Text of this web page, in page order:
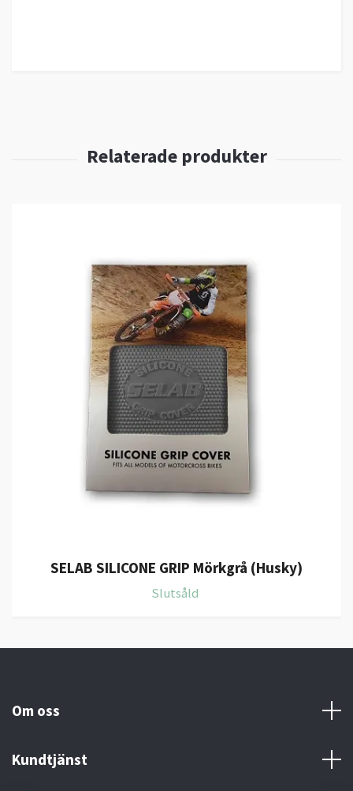
SELAB SILICONE GRIP Mörkgrå (Husky)
Slutsåld
Om oss
Kundtjänst